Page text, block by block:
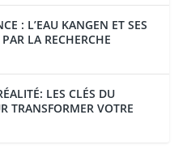
: L’EAU KANGEN ET SES
LA RECHERCHE
LES CLÉS DU
TRANSFORMER VOTRE